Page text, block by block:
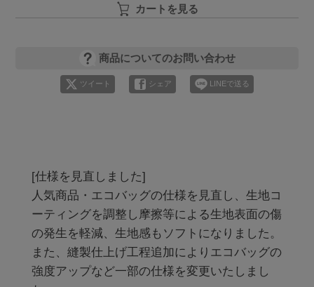
カートを見る
商品についてのお問い合わせ
ツイート シェア LINEで送る
[仕様を見直しました]
人気商品・エコバッグの仕様を見直し、生地コ
ーティングを調整し摩擦等による生地表面の傷
の発生を軽減、生地感もソフトになりました。
また、縫製仕上げ工程追加によりエコバッグの
強度アップなど一部の仕様を変更いたしまし